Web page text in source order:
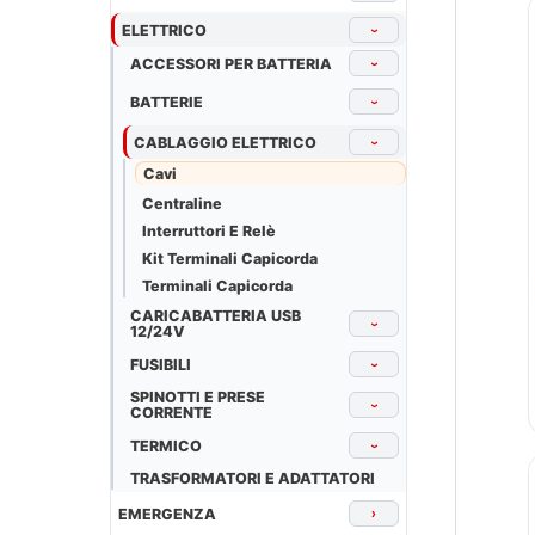
ELETTRICO ›
ACCESSORI PER BATTERIA ›
BATTERIE ›
CABLAGGIO ELETTRICO ›
Cavi
Centraline
Interruttori E Relè
Kit Terminali Capicorda
Terminali Capicorda
CARICABATTERIA USB
12/24V
›
FUSIBILI ›
SPINOTTI E PRESE
CORRENTE
›
TERMICO ›
TRASFORMATORI E ADATTATORI
EMERGENZA
›